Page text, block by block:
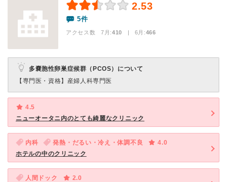
2.53
5件
アクセス数 7月:410 | 6月:466
多嚢胞性卵巣症候群（PCOS）について
【専門医・資格】 産婦人科専門医
4.5
ニューオータニ内のとても綺麗なクリニック
内科 発熱・だるい・冷え・体調不良
4.0
ホテルの中のクリニック
人間ドック
2.0